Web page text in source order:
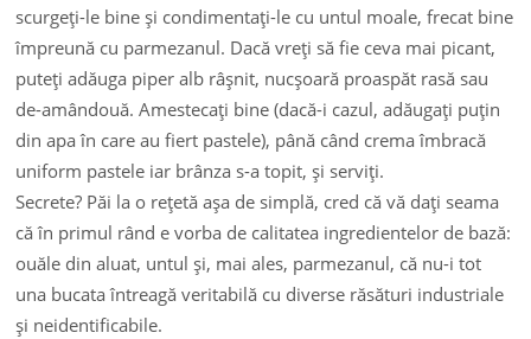
scurgeţi-le bine şi condimentaţi-le cu untul moale, frecat bine
împreună cu parmezanul. Dacă vreţi să fie ceva mai picant,
puteţi adăuga piper alb râşnit, nucşoară proaspăt rasă sau
de-amândouă. Amestecaţi bine (dacă-i cazul, adăugaţi puţin
din apa în care au fiert pastele), până când crema îmbracă
uniform pastele iar brânza s-a topit, şi serviţi.
Secrete? Păi la o reţetă aşa de simplă, cred că vă daţi seama
că în primul rând e vorba de calitatea ingredientelor de bază:
ouăle din aluat, untul şi, mai ales, parmezanul, că nu-i tot
una bucata întreagă veritabilă cu diverse răsături industriale
şi neidentificabile.